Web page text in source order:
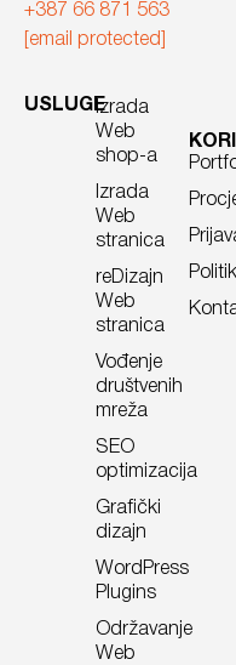
No-code i low-code
softverski sistemi i
zahtijevaju visok nivo
iskustva koje samo
Ovi alati su korisni za
aplikacija, ali kada su u
napredni algoritmi,
performansi, uloga
+387 66 871 563
[email protected]
USLUGEIzrada
Web
shop-a
Izrada
Web
stranica
reDizajn
Web
stranica
Vođenje
društvenih
mreža
SEO
optimizacija
Grafički
dizajn
WordPress
Plugins
Održavanje
Web